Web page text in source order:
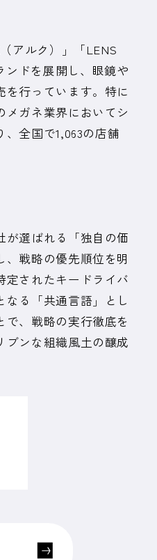
アルク）」「LENS
ンドを展開し、眼鏡や
を行っています。特に
メガネ業界においてシ
全国で1,063の店舗
が選ばれる「独自の価
戦略の優先順位を明
定されたキードライバ
なる「共通言語」とし
で、戦略の実行徹底を
ブンな組織風土の醸成